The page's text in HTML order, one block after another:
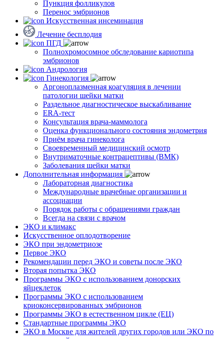
Пункция фолликулов
Перенос эмбрионов
Искусственная инсеминация
Лечение бесплодия
ПГД
Полнохромосомное обследование кариотипа
эмбрионов
Андрология
Гинекология
Аргоноплазменная коагуляция в лечении
патологии шейки матки
Раздельное диагностическое выскабливание
ERA-тест
Консультация врача-маммолога
Оценка функционального состояния эндометрия
Приём врача гинеколога
Своевременный медицинский осмотр
Внутриматочные контрацептивы (ВМК)
Заболевания шейки матки
Дополнительная информация
Лабораторная диагностика
Международные врачебные организации и
ассоциации
Порядок работы с обращениями граждан
Всегда на связи с врачом
ЭКО и климакс
Искусственное оплодотворение
ЭКО при эндометриозе
Первое ЭКО
Рекомендации перед ЭКО и советы после ЭКО
Вторая попытка ЭКО
Программы ЭКО с использованием донорских
яйцеклеток
Программы ЭКО с использованием
криоконсервированных эмбрионов
Программы ЭКО в естественном цикле (ЕЦ)
Стандартные программы ЭКО
ЭКО в Москве для жителей других городов или ЭКО по